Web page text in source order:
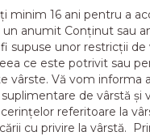
minim 16 ani pentru a
anumit Conținut sau
supuse unor restricții de
ce este potrivit sau
vârste. Vă vom informa
de vârstă și
referitoare la
cu privire la vârstă.